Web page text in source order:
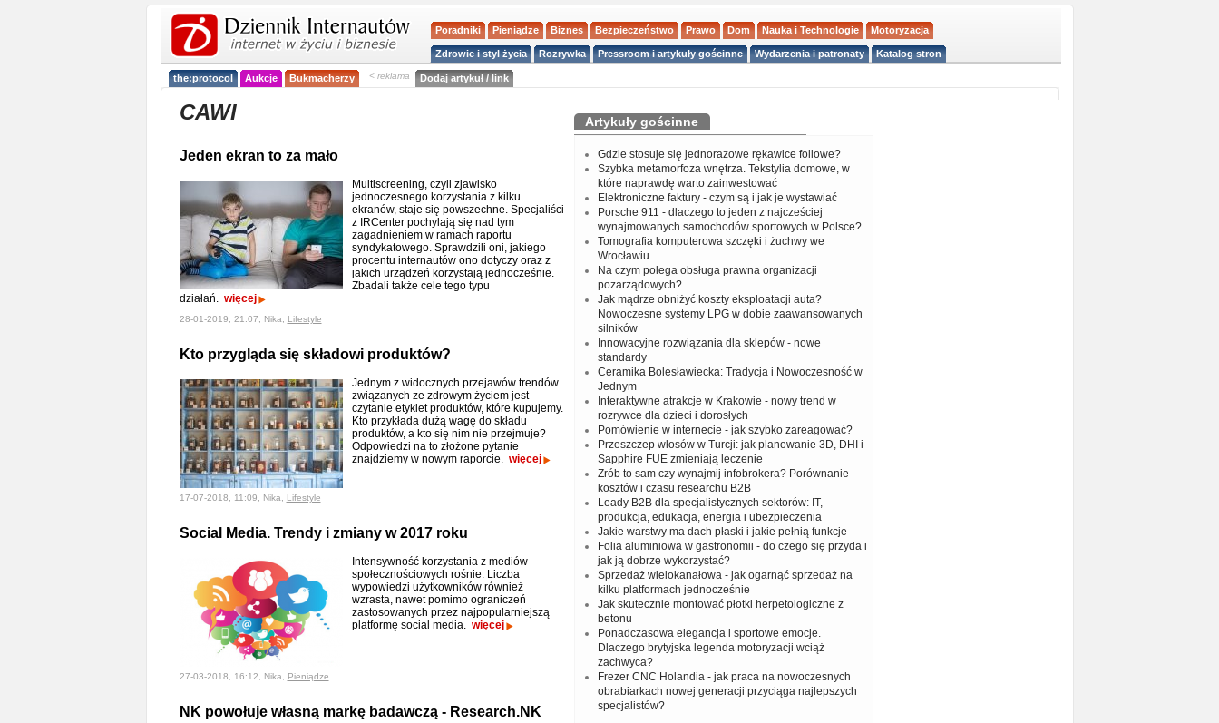
Poradniki Pieniądze Biznes Bezpieczeństwo Prawo Dom Nauka i Technologie Motoryzacja
Zdrowie i styl życia Rozrywka Pressroom i artykuły gościnne Wydarzenia i patronaty Katalog stron
the:protocol Aukcje Bukmacherzy < reklama Dodaj artykuł / link
CAWI
Jeden ekran to za mało
Multiscreening, czyli zjawisko
jednoczesnego korzystania z kilku
ekranów, staje się powszechne. Specjaliści
z IRCenter pochylają się nad tym
zagadnieniem w ramach raportu
syndykatowego. Sprawdzili oni, jakiego
procentu internautów ono dotyczy oraz z
jakich urządzeń korzystają jednocześnie.
Zbadali także cele tego typu
działań. więcej
28-01-2019, 21:07, Nika, Lifestyle
Kto przygląda się składowi produktów?
Jednym z widocznych przejawów trendów
związanych ze zdrowym życiem jest
czytanie etykiet produktów, które kupujemy.
Kto przykłada dużą wagę do składu
produktów, a kto się nim nie przejmuje?
Odpowiedzi na to złożone pytanie
znajdziemy w nowym raporcie. więcej
17-07-2018, 11:09, Nika, Lifestyle
Social Media. Trendy i zmiany w 2017 roku
Intensywność korzystania z mediów
społecznościowych rośnie. Liczba
wypowiedzi użytkowników również
wzrasta, nawet pomimo ograniczeń
zastosowanych przez najpopularniejszą
platformę social media. więcej
27-03-2018, 16:12, Nika, Pieniądze
NK powołuje własną markę badawczą - Research.NK
Artykuły gościnne
Gdzie stosuje się jednorazowe rękawice foliowe?
Szybka metamorfoza wnętrza. Tekstylia domowe, w
które naprawdę warto zainwestować
Elektroniczne faktury - czym są i jak je wystawiać
Porsche 911 - dlaczego to jeden z najcześciej
wynajmowanych samochodów sportowych w Polsce?
Tomografia komputerowa szczęki i żuchwy we
Wrocławiu
Na czym polega obsługa prawna organizacji
pozarządowych?
Jak mądrze obniżyć koszty eksploatacji auta?
Nowoczesne systemy LPG w dobie zaawansowanych
silników
Innowacyjne rozwiązania dla sklepów - nowe
standardy
Ceramika Bolesławiecka: Tradycja i Nowoczesność w
Jednym
Interaktywne atrakcje w Krakowie - nowy trend w
rozrywce dla dzieci i dorosłych
Pomówienie w internecie - jak szybko zareagować?
Przeszczep włosów w Turcji: jak planowanie 3D, DHI i
Sapphire FUE zmieniają leczenie
Zrób to sam czy wynajmij infobrokera? Porównanie
kosztów i czasu researchu B2B
Leady B2B dla specjalistycznych sektorów: IT,
produkcja, edukacja, energia i ubezpieczenia
Jakie warstwy ma dach płaski i jakie pełnią funkcje
Folia aluminiowa w gastronomii - do czego się przyda i
jak ją dobrze wykorzystać?
Sprzedaż wielokanałowa - jak ogarnąć sprzedaż na
kilku platformach jednocześnie
Jak skutecznie montować płotki herpetologiczne z
betonu
Ponadczasowa elegancja i sportowe emocje.
Dlaczego brytyjska legenda motoryzacji wciąż
zachwyca?
Frezer CNC Holandia - jak praca na nowoczesnych
obrabiarkach nowej generacji przyciąga najlepszych
specjalistów?